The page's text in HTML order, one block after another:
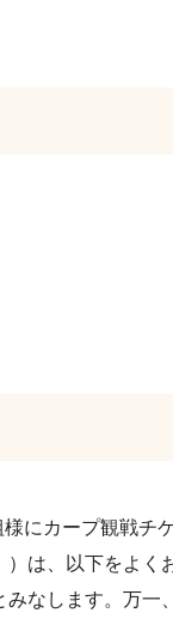
にカープ観戦チ
は、以下をよく
なします。万一